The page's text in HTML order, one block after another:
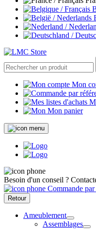
Mon
Mon panier
Besoin d'un conseil ?
Commande par
Retour
Ameublement
Assemblages